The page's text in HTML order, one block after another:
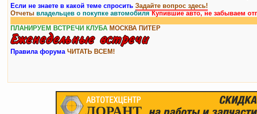
Если не знаете в какой теме спросить Задайте вопрос здесь!
Отчеты владельцев о покупке автомобиляКупившие авто, не забываем
ПЛАНИРУЕМ ВСТРЕЧИ КЛУБА МОСКВА ПИТЕР
Правила форума ЧИТАТЬ ВСЕМ!